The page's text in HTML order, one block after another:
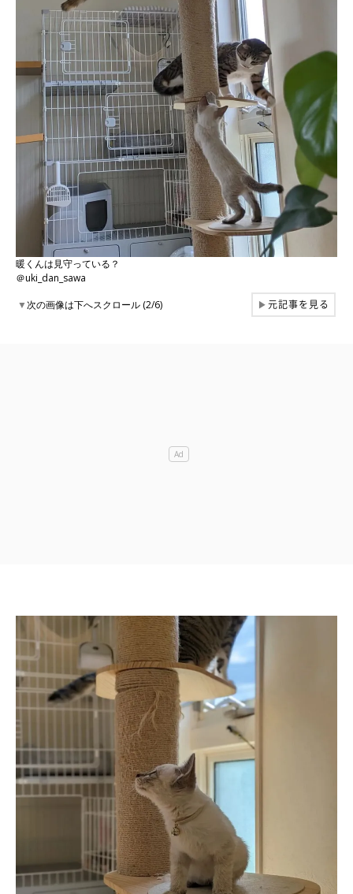
暖くんは見守っている？
＠uki_dan_sawa
▼次の画像は下へスクロール (2/6) ▶元記事を見る